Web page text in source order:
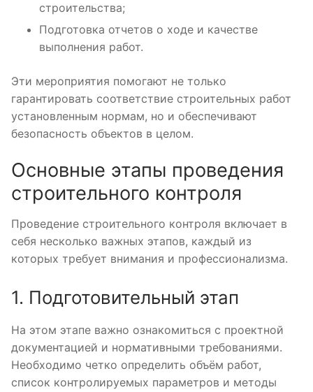
строительства;
Подготовка отчетов о ходе и качестве
выполнения работ.
Эти мероприятия помогают не только
гарантировать соответствие строительных работ
установленным нормам, но и обеспечивают
безопасность объектов в целом.
Основные этапы проведения
строительного контроля
Проведение строительного контроля включает в
себя несколько важных этапов, каждый из
которых требует внимания и профессионализма.
1. Подготовительный этап
На этом этапе важно ознакомиться с проектной
документацией и нормативными требованиями.
Необходимо четко определить объём работ,
список контролируемых параметров и методы